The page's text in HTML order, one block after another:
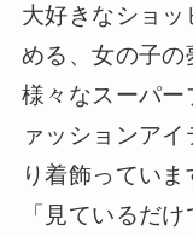
大好きなショッ
める、女の子の
様々なスーパー
ァッションア
り着飾っていま
「見ているだ